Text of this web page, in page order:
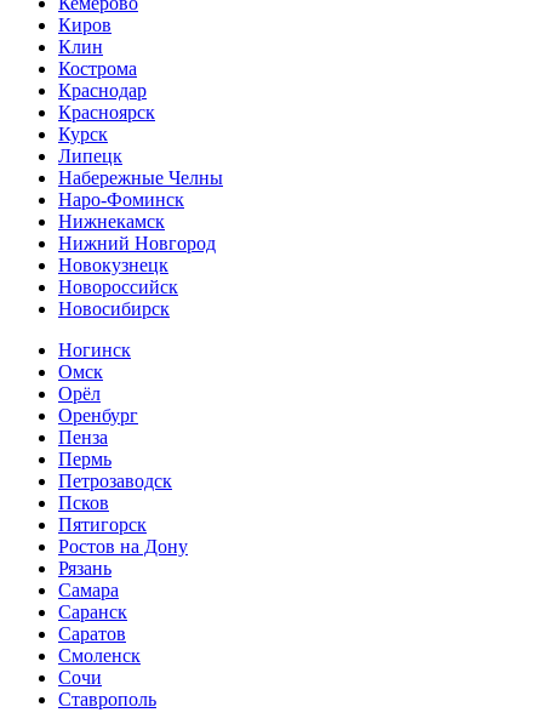
Киров
Клин
Кострома
Краснодар
Красноярск
Курск
Липецк
Набережные Челны
Наро-Фоминск
Нижнекамск
Нижний Новгород
Новокузнецк
Новороссийск
Новосибирск
Ногинск
Омск
Орёл
Оренбург
Пенза
Пермь
Петрозаводск
Псков
Пятигорск
Ростов на Дону
Рязань
Самара
Саранск
Саратов
Смоленск
Сочи
Ставрополь